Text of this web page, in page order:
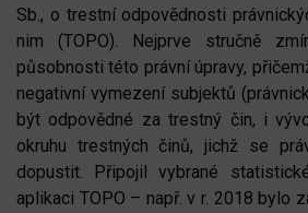
Sb., o trestní odpovědnosti
nim (TOPO). Nejprve stručně
působnosti této právní úpravy,
negativní vymezení subjektů
být odpovědné za trestný čin, i
okruhu trestných činů, jichž se
dopustit. Připojil vybrané
aplikaci TOPO – např. v r. 2018 bylo